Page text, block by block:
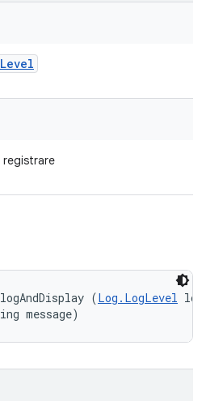
Level
registrare
(Log.LogLevel
message)